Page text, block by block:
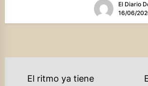
poniendo en...
El Diario
16/06/
NAVEGACIÓN
El ritmo ya tiene